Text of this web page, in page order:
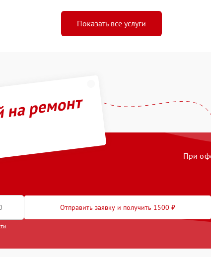
Показать все услуги
ремонт
При
Отправить заявку и получить 1500 ₽